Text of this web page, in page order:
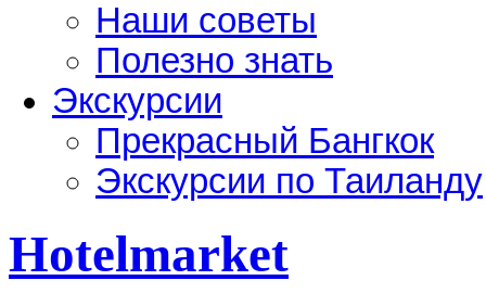
Наши советы
Полезно знать
Экскурсии
Прекрасный Бангкок
Экскурсии по Таиланду
Hotelmarket